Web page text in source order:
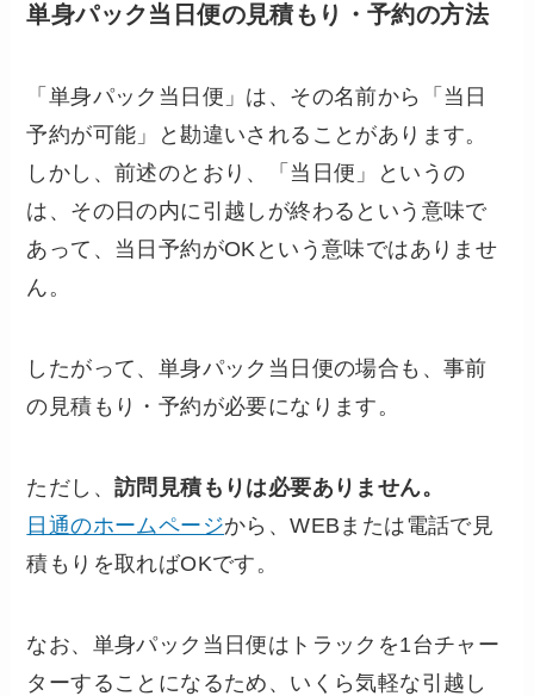
単身パック当日便の見積もり・予約の方法
「単身パック当日便」は、その名前から「当日
予約が可能」と勘違いされることがあります。
しかし、前述のとおり、「当日便」というの
は、その日の内に引越しが終わるという意味で
あって、当日予約がOKという意味ではありませ
ん。
したがって、単身パック当日便の場合も、事前
の見積もり・予約が必要になります。
ただし、訪問見積もりは必要ありません。
日通のホームページから、WEBまたは電話で見
積もりを取ればOKです。
なお、単身パック当日便はトラックを1台チャー
ターすることになるため、いくら気軽な引越し